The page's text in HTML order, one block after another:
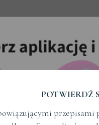
konferencji
1 marketing
gabinetu
2 sprzedaż usług
opiekun pacjenta
/ czas dla
3 budowanie
układanie
POTWIERDŹ
przepisami